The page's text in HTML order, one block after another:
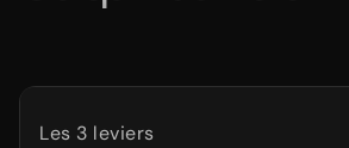
Les 3 leviers